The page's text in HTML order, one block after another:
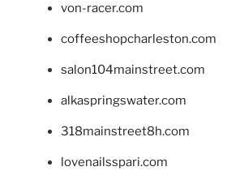
von-racer.com
coffeeshopcharleston.com
salon104mainstreet.com
alkaspringswater.com
318mainstreet8h.com
lovenailsspari.com